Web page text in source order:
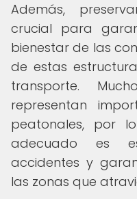
Además,
crucial para
bienestar de las
de estas
transporte.
representan
peatonales, por
adecuado es
accidentes y
las zonas que